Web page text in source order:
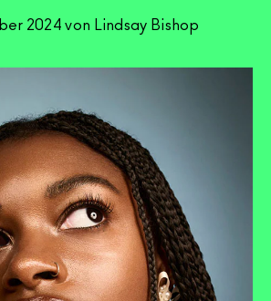
2024 von Lindsay Bishop